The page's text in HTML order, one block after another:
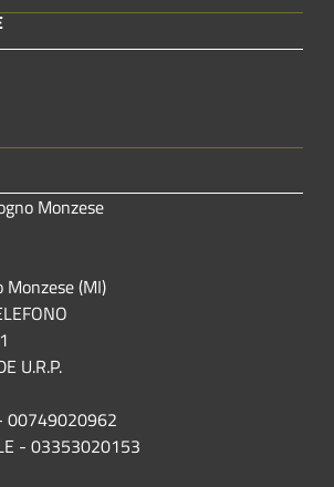
Monzese
(MI)
U.R.P.
- 00749020962
- 03353020153